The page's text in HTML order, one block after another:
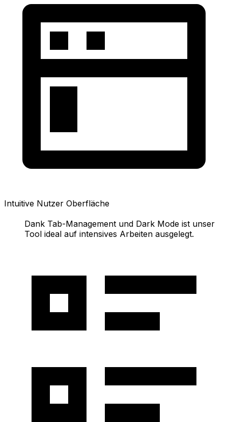
Intuitive Nutzer Oberfläche
Dank Tab-Management und Dark Mode ist unser
Tool ideal auf intensives Arbeiten ausgelegt.